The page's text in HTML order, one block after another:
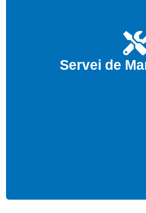
Servei de
Realitzem el servei de
imprescindible per